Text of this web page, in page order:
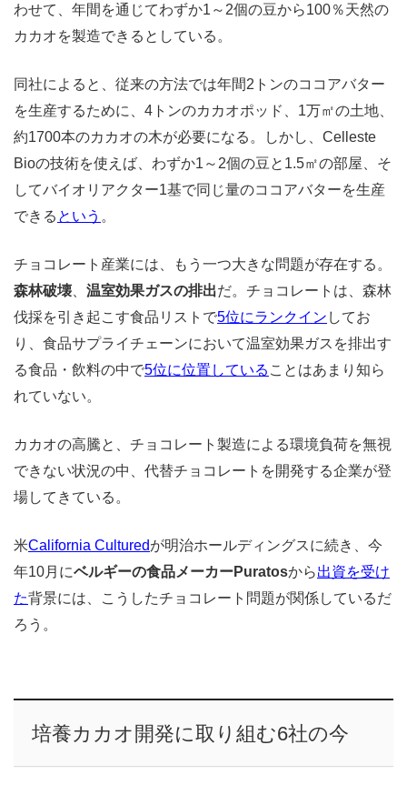
わせて、年間を通じてわずか1～2個の豆から100％天然の
カカオを製造できるとしている。
同社によると、従来の方法では年間2トンのココアバター
を生産するために、4トンのカカオポッド、1万㎡の土地、
約1700本のカカオの木が必要になる。しかし、Celleste
Bioの技術を使えば、わずか1～2個の豆と1.5㎡の部屋、そ
してバイオリアクター1基で同じ量のココアバターを生産
できる という 。
チョコレート産業には、もう一つ大きな問題が存在する。
森林破壊、 温室効果ガスの排出だ。チョコレートは、森林
伐採を引き起こす食品リストで5位にランクイン してお
り、食品サプライチェーンにおいて温室効果ガスを排出す
る食品・飲料の中で5位に位置している ことはあまり知ら
れていない。
カカオの高騰と、チョコレート製造による環境負荷を無視
できない状況の中、代替チョコレートを開発する企業が登
場してきている。
米California Culturedが明治ホールディングスに続き、今
年10月にベルギーの食品メーカーPuratosから出資を受け
た背景には、こうしたチョコレート問題が関係しているだ
ろう。
培養カカオ開発に取り組む6社の今